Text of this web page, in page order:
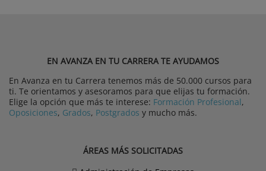
EN AVANZA EN TU CARRERA TE AYUDAMOS
En Avanza en tu Carrera tenemos más de 50.000 cursos para
ti. Te orientamos y asesoramos para que elijas tu formación.
Elige la opción que más te interese: Formación Profesional,
Oposiciones, Grados, Postgrados y mucho más.
ÁREAS MÁS SOLICITADAS